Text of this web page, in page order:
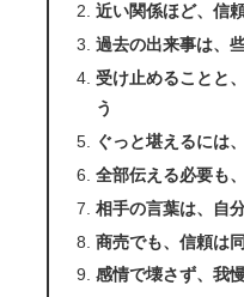
近い関係ほど、信
過去の出来事は、
受け止めることと
う
ぐっと堪えるには
全部伝える必要も
相手の言葉は、自
商売でも、信頼は
感情で壊さず、我